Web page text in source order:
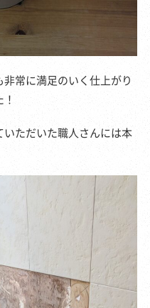
常に満足のいく仕上がり
！
ただいた職人さんには本